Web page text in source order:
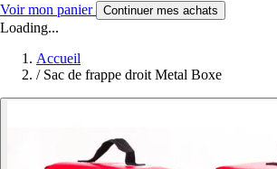
Voir mon panier Continuer mes achats
Loading...
Accueil
/ Sac de frappe droit Metal Boxe